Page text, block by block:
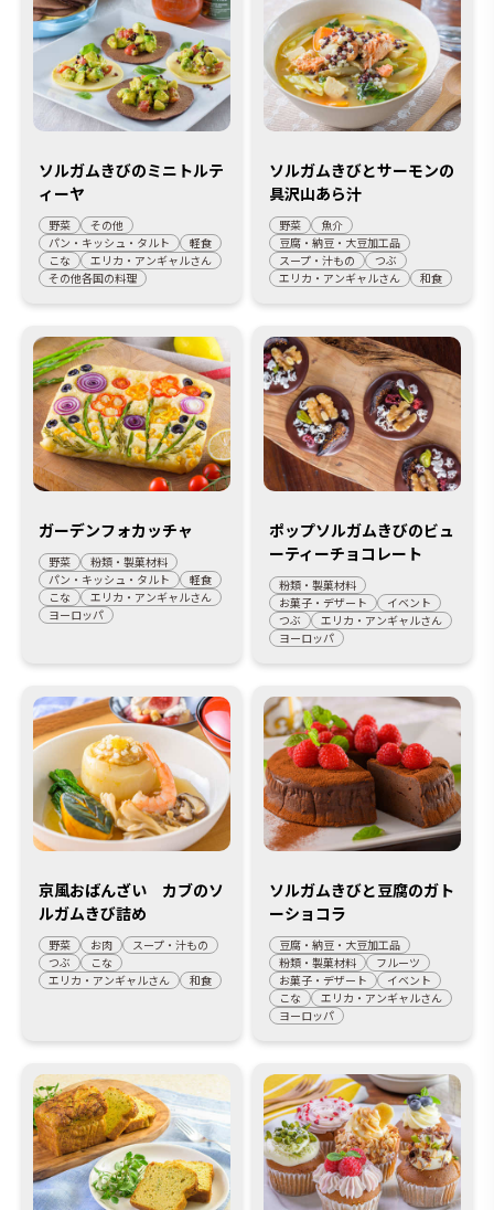
ソルガムきびのミニトルテ
ィーヤ
野菜
その他
パン・キッシュ・タルト
軽食
こな
エリカ・アンギャルさん
その他各国の料理
ソルガムきびとサーモンの
具沢山あら汁
野菜
魚介
豆腐・納豆・大豆加工品
スープ・汁もの
つぶ
エリカ・アンギャルさん
和食
ガーデンフォカッチャ
野菜
粉類・製菓材料
パン・キッシュ・タルト
軽食
こな
エリカ・アンギャルさん
ヨーロッパ
ポップソルガムきびのビュ
ーティーチョコレート
粉類・製菓材料
お菓子・デザート
イベント
つぶ
エリカ・アンギャルさん
ヨーロッパ
京風おばんざい カブのソ
ルガムきび詰め
野菜 お肉
スープ・汁もの
つぶ
こな
エリカ・アンギャルさん
和食
ソルガムきびと豆腐のガト
ーショコラ
豆腐・納豆・大豆加工品
粉類・製菓材料
フルーツ
お菓子・デザート
イベント
こな
エリカ・アンギャルさん
ヨーロッパ